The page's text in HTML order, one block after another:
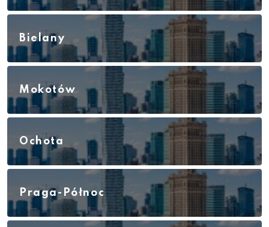
Bielany
Mokotów
Ochota
Praga-Północ